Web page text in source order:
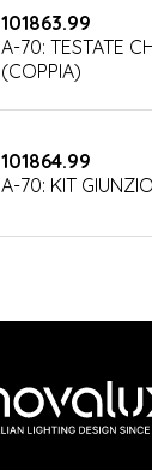
101863.99
A-70: TESTATE
(COPPIA)
101864.99
A-70: KIT